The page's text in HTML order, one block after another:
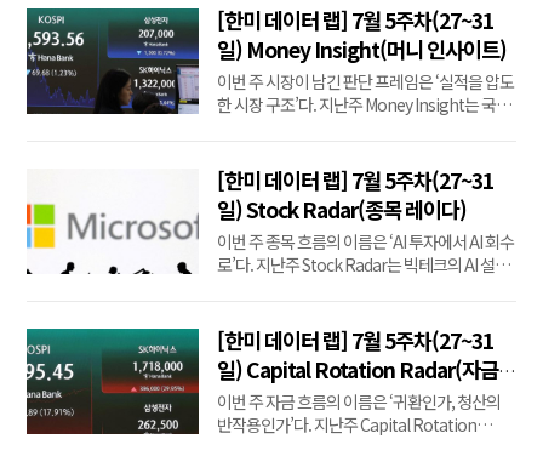
이 집계한 분석가들의 전망치인 69억3천만 달러
를 웃도는 수치다.지난해 동기(41억 달러)와 비
교하더라도 90% 이상 증가했다.다만, 2분기 영
업손실은 1억...
[한미 데이터 랩] 7월 5주차(27~31
일) Money Insight(머니 인사이트)
이번 주 시장이 남긴 판단 프레임은 ‘실적을 압도
한 시장 구조’다. 지난주 Money Insight는 국제
성전자와 SK하이닉스의 실적이 높아진 할인율
을 이겨낼 수 있는지를 물었다. 이번 주 답은 예상
보다 극단적이었다. 삼성전자와 SK하이닉스의
2분기 ...
[한미 데이터 랩] 7월 5주차(27~31
일) Stock Radar(종목 레이다)
이번 주 종목 흐름의 이름은 ‘AI 투자에서 AI 회수
로’다. 지난주 Stock Radar는 빅테크의 AI 설비
요를 확인시켜주는지, 높아진 시장 기대치를 기
업들이 충족할 수 있는지를 물었다. 이번 주 시장
의 답은 명확했다. 같은 AI 산업 안에서도 투자비
를...
[한미 데이터 랩] 7월 5주차(27~31
일) Capital Rotation Radar(자금
순환 레이다)
이번 주 자금 흐름의 이름은 ‘귀환인가, 청산의
반작용인가’다. 지난주 Capital Rotation